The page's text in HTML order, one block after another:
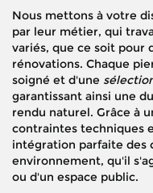
Nous mettons à votre
par leur métier, qui
variés, que ce soit pour
rénovations. Chaque
soigné et d'une
garantissant ainsi une
rendu naturel. Grâce à
contraintes techniques
intégration parfaite des
environnement, qu'il
ou d'un espace public.